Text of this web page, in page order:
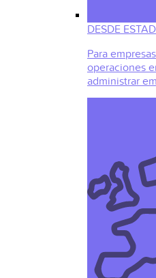
DESDE
Para
operaciones
administrar